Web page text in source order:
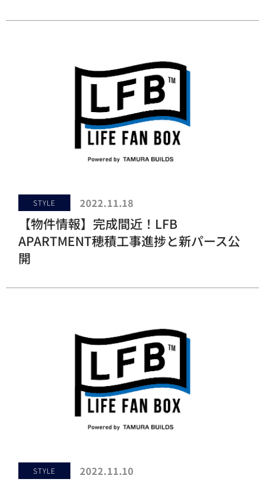
STYLE 2022.11.18
【物件情報】完成間近！LFB
APARTMENT穂積工事進捗と新パース公
開
STYLE 2022.11.10